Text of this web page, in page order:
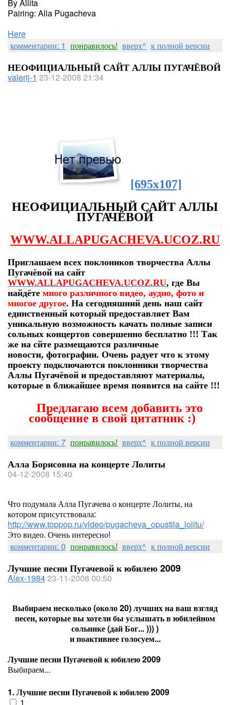
By Allita
Pairing: Alla Pugacheva
Here
комментарии: 1 понравилось! вверх^ к полной версии
НЕОФИЦИАЛЬНЫЙ САЙТ АЛЛЫ ПУГАЧЁВОЙ
valerij-1 23-12-2008 21:34
[695x107]
НЕОФИЦИАЛЬНЫЙ САЙТ АЛЛЫ
ПУГАЧЁВОЙ
WWW.ALLAPUGACHEVA.UCOZ.RU
Приглашаем всех поклоников творчества Аллы
Пугачёвой на сайт
WWW.ALLAPUGACHEVA.UCOZ.RU, где Вы
найдёте много различного видео, аудио, фото и
многое другое. На сегодняшний день наш сайт
единственный который предоставляет Вам
уникальную возможность качать полные записи
сольных концертов совершенно бесплатно !!! Так
же на сйте размещаются различные
новости, фотографии. Очень радует что к этому
проекту подключаются поклонники творчества
Аллы Пугачёвой и предоставляют материалы,
которые в ближайшее время появится на сайте !!!
Предлагаю всем добавить это
сообщение в свой цитатник :)
комментарии: 7 понравилось! вверх^ к полной версии
Алла Борисовна на концерте Лолиты
04-12-2008 15:40
Что подумала Алла Пугачева о концерте Лолиты, на
котором присутствовала:
http://www.toppop.ru/video/pugacheva_opustila_lolitu/
Это видео. Очень интересно!
комментарии: 0 понравилось! вверх^ к полной версии
Лучшие песни Пугачевой к юбилею 2009
Alex-198423-11-2008 00:50
Выбираем несколько (около 20) лучших на ваш взгляд
песен, которые вы хотели бы услышать в юбилейном
сольнике (дай Бог... ))) )
и поактивнее голосуем...
Лучшие песни Пугачевой к юбилею 2009
Выбираем...
1. Лучшие песни Пугачевой к юбилею 2009
1